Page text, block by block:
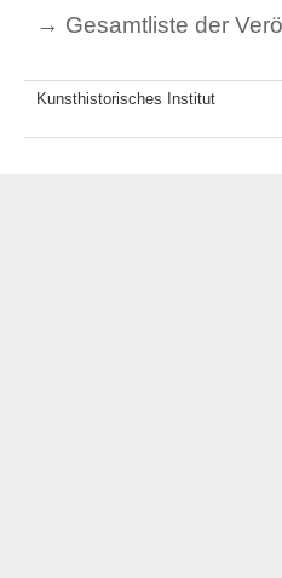
→ Gesamtliste der
Kunsthistorisches Institut